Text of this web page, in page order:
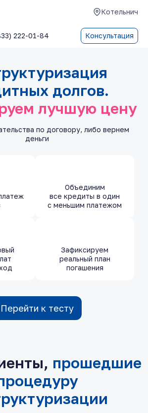
Котельнич
222-01-84 Консультация
долгов.
лучшую цену
по договору, либо вернем
деньги
Объединим
все кредиты в один
с меньшим платежом
Зафиксируем
реальный план
погашения
Перейти к тесту
прошедшие